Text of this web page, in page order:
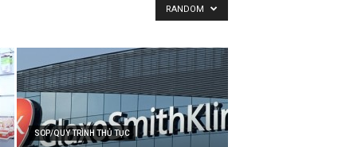
RANDOM
SOP/QUY TRÌNH THỦ TỤC